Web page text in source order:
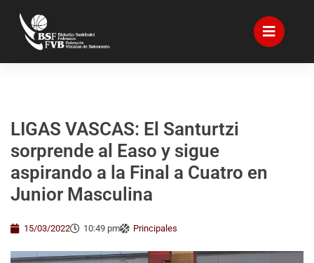
LIGAS VASCAS: El Santurtzi
sorprende al Easo y sigue
aspirando a la Final a Cuatro en
Junior Masculina
15/03/2022 10:49 pm Principales